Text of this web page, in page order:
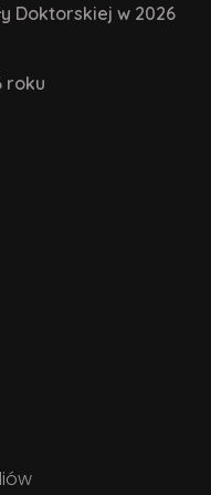
Doktorskiej w 2026
roku